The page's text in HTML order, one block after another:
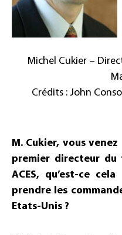
Michel Cukier –
Crédits : John
M. Cukier, vous
premier directeur du
ACES, qu’est-ce
prendre les
Etats-Unis ?